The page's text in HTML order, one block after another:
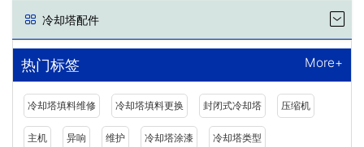
冷却塔配件
热门标签 More+
冷却塔填料维修 冷却塔填料更换 封闭式冷却塔 压缩机
主机 异响 维护 冷却塔涂漆 冷却塔类型